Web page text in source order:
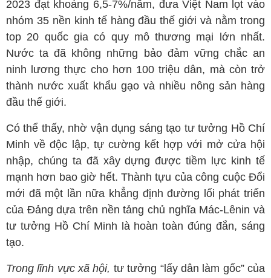
2023 đạt khoảng 6,5-7%/năm, đưa Việt Nam lọt vào
nhóm 35 nền kinh tế hàng đầu thế giới và nằm trong
top 20 quốc gia có quy mô thương mại lớn nhất.
Nước ta đã không những bảo đảm vững chắc an
ninh lương thực cho hơn 100 triệu dân, mà còn trở
thành nước xuất khẩu gạo và nhiều nông sản hàng
đầu thế giới.
Có thể thấy, nhờ vận dụng sáng tạo tư tưởng Hồ Chí
Minh về độc lập, tự cường kết hợp với mở cửa hội
nhập, chúng ta đã xây dựng được tiềm lực kinh tế
mạnh hơn bao giờ hết. Thành tựu của công cuộc Đổi
mới đã một lần nữa khẳng định đường lối phát triển
của Đảng dựa trên nền tảng chủ nghĩa Mác-Lênin và
tư tưởng Hồ Chí Minh là hoàn toàn đúng đắn, sáng
tạo.
Trong lĩnh vực xã hội, tư tưởng “lấy dân làm gốc” của